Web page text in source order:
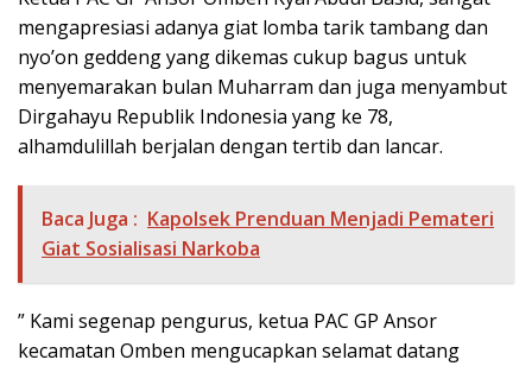
mengapresiasi adanya giat lomba tarik tambang dan
nyo’on geddeng yang dikemas cukup bagus untuk
menyemarakan bulan Muharram dan juga menyambut
Dirgahayu Republik Indonesia yang ke 78,
alhamdulillah berjalan dengan tertib dan lancar.
Baca Juga : Kapolsek Prenduan Menjadi Pemateri
Giat Sosialisasi Narkoba
” Kami segenap pengurus, ketua PAC GP Ansor
kecamatan Omben mengucapkan selamat datang